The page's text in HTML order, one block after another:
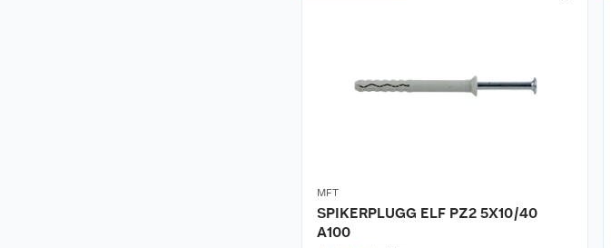
MFT
SPIKERPLUGG ELF PZ2 5X10/40
A100